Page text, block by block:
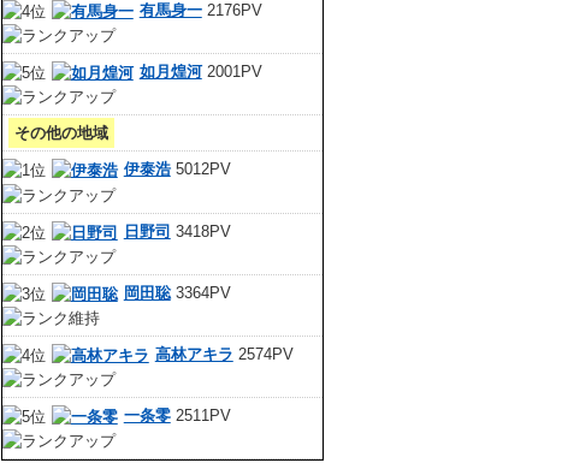
有馬身一2176PV
如月煌河2001PV
その他の地域
伊泰浩5012PV
日野司 3418PV
岡田聡3364PV
高林アキラ 2574PV
一条零2511PV